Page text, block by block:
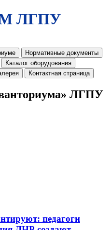
ЛГПУ
Нормативные документы
Каталог оборудования
Контактная страница
ЛГПУ
педагоги